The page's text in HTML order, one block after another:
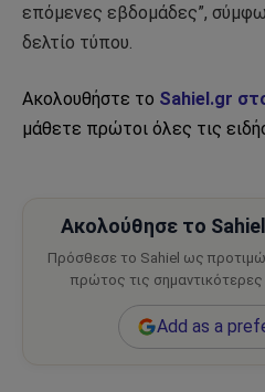
επόμενες εβδομάδες”,
δελτίο τύπου.
Ακολουθήστε το Sahiel.gr
μάθετε πρώτοι όλες τις
Ακολούθησε το
Πρόσθεσε το Sahiel ως
πρώτος τις σημαντικότερες
Add as a